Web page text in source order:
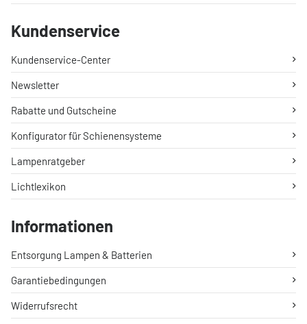
Kundenservice
Kundenservice-Center
Newsletter
Rabatte und Gutscheine
Konfigurator für Schienensysteme
Lampenratgeber
Lichtlexikon
Informationen
Entsorgung Lampen & Batterien
Garantiebedingungen
Widerrufsrecht